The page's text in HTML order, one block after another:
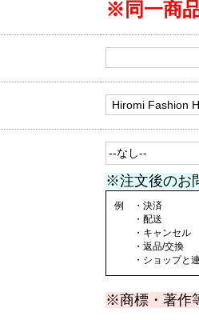
※同一商
※注文後のお
例 ・決済
・配送
・キャンセル
・返品/交換
・ショップと連
※商標・著作